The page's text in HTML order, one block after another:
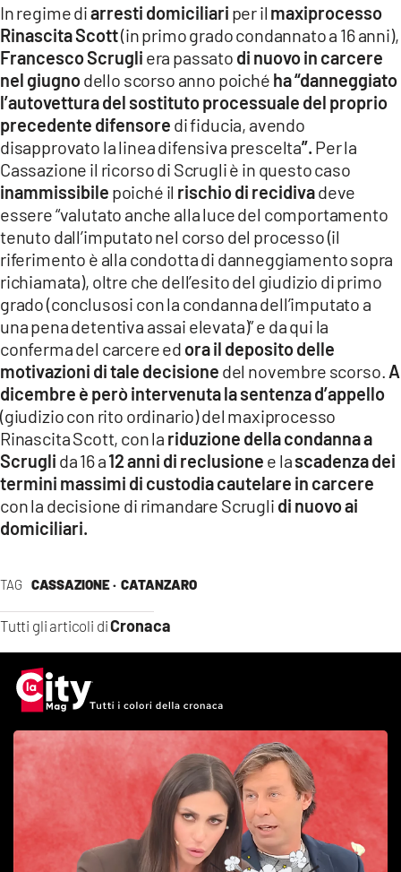
TAG CASSAZIONE · CATANZARO
Tutti gli articoli diCronaca
In regime diarresti domiciliari per il maxiprocesso
Rinascita Scott(in primo grado condannato a 16 anni),
Francesco Scrugli era passato di nuovo in carcere
nel giugnodello scorso anno poiché ha “danneggiato
l’autovettura del sostituto processuale del proprio
precedente difensore di fiducia, avendo
disapprovato la linea difensiva prescelta”. Per la
Cassazione il ricorso di Scrugli è in questo caso
inammissibile poiché il rischio di recidivadeve
essere “valutato anche alla luce del comportamento
tenuto dall’imputato nel corso del processo (il
riferimento è alla condotta di danneggiamento sopra
richiamata), oltre che dell’esito del giudizio di primo
grado (conclusosi con la condanna dell’imputato a
una pena detentiva assai elevata)” e da qui la
conferma del carcere ed ora il deposito delle
motivazioni di tale decisione del novembre scorso. A
dicembre è però intervenuta la sentenza d’appello
(giudizio con rito ordinario) del maxiprocesso
Rinascita Scott, con la riduzione della condanna a
Scrugli da 16 a12 anni di reclusione e lascadenza dei
termini massimi di custodia cautelare in carcere
con la decisione di rimandare Scrugli di nuovo ai
domiciliari.